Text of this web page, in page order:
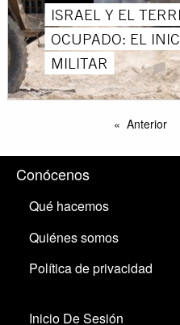
ISRAEL Y EL
OCUPADO: EL
MILITAR
Anterior
Conócenos
Qué hacemos
Quiénes somos
Política de privacidad
Inicio De Sesión